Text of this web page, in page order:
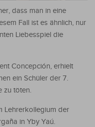
dass man in eine
Fall ist es ähnlich, nur
Liebesspiel die
Concepción, erhielt
ein Schüler der 7.
zu töten.
Lehrerkollegium der
in Yby Yaú.